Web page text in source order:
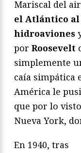
Mariscal del
el Atlántico al
hidroaviones
por Roosevelt
simplemente
caía simpática
América le
que por lo
Nueva York,
En 1940, tras